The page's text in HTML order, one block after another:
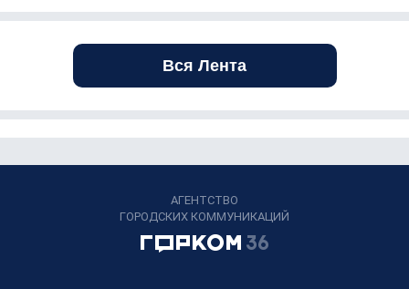
Вся Лента
АГЕНТСТВО
ГОРОДСКИХ КОММУНИКАЦИЙ